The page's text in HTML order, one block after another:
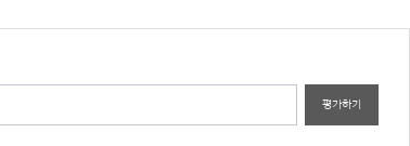
평가하기